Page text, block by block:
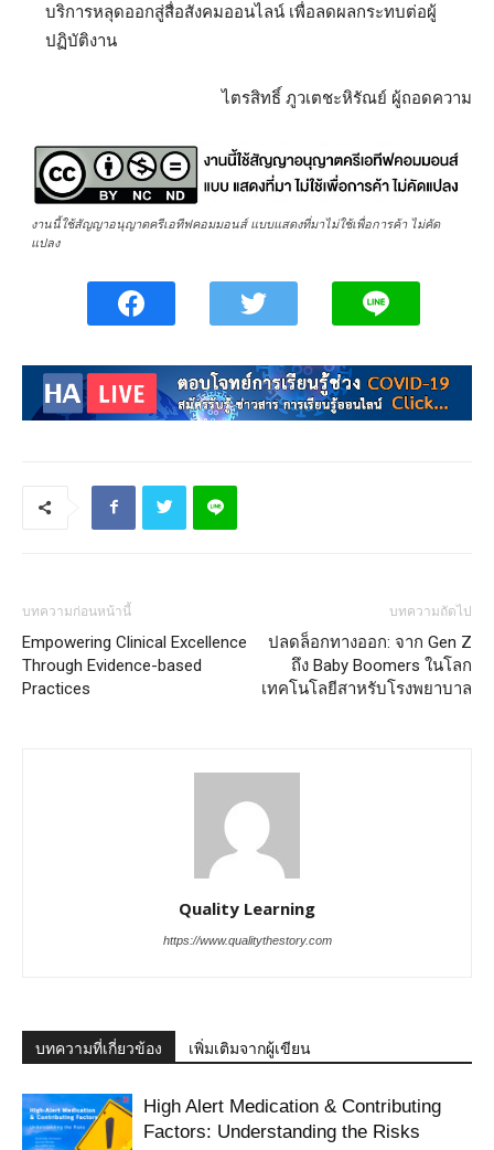
บริการหลุดออกสู่สื่อสังคมออนไลน์ เพื่อลดผลกระทบต่อผู้
ปฏิบัติงาน
ไตรสิทธิ์ ภูวเตชะหิรัณย์ ผู้ถอดความ
งานนี้ใช้สัญญาอนุญาตครีเอทีฟคอมมอนส์ แบบแสดงที่มาไม่ใช้เพื่อการค้า ไม่คัด
แปลง
บทความก่อนหน้านี้
Empowering Clinical Excellence
Through Evidence-based
Practices
บทความถัดไป
ปลดล็อกทางออก: จาก Gen Z
ถึง Baby Boomers ในโลก
เทคโนโลยีสาหรับโรงพยาบาล
Quality Learning
https://www.qualitythestory.com
บทความที่เกี่ยวข้อง เพิ่มเติมจากผู้เขียน
High Alert Medication & Contributing
Factors: Understanding the Risks